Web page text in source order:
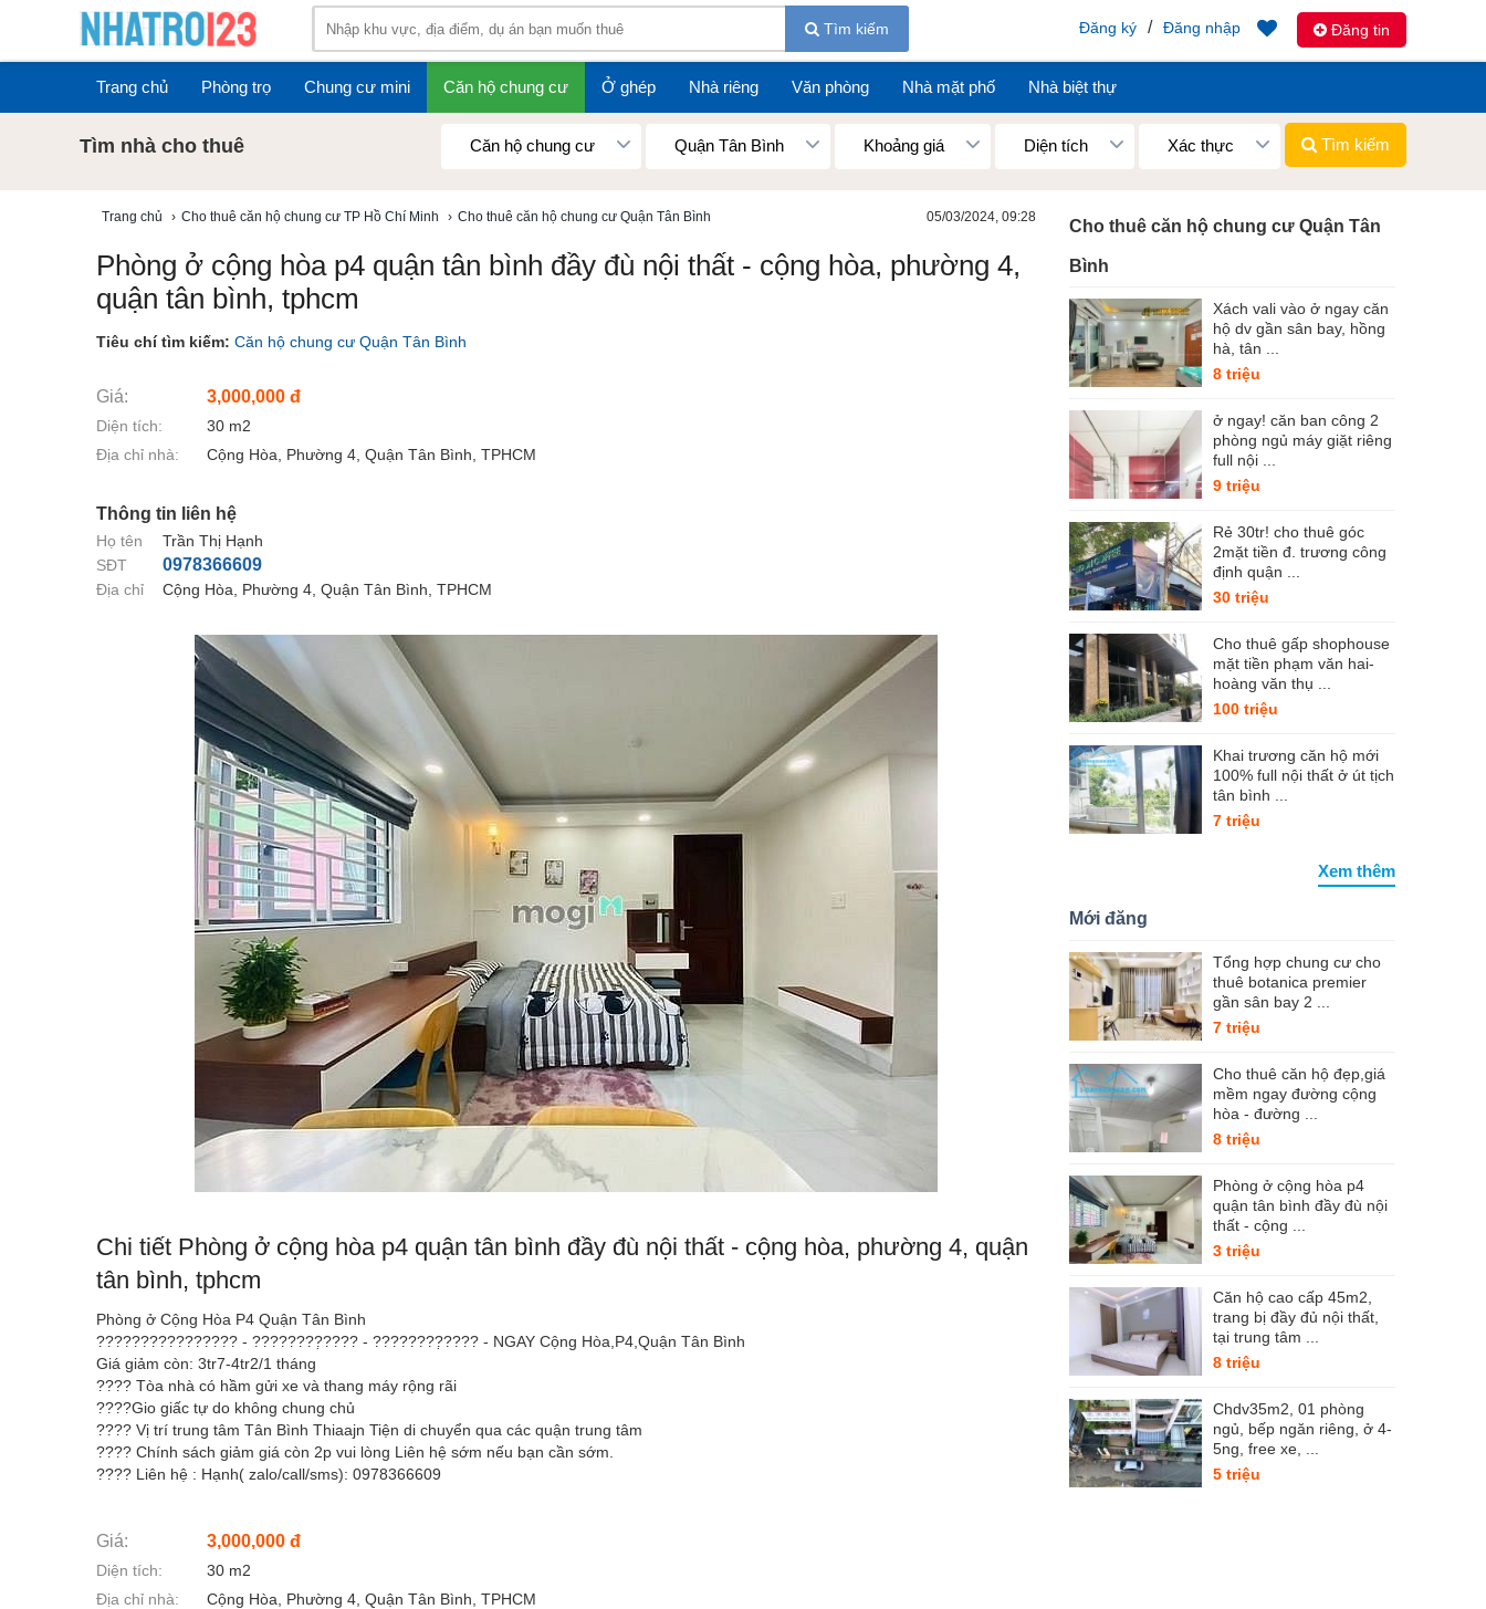
Tìm kiếm Đăng tin
Đăng nhập
/
Đăng ký
Trang chủ Phòng trọ Chung cư mini Căn hộ chung cư Ở ghép Nhà riêng Văn phòng Nhà mặt phố Nhà biệt thự
Tìm nhà cho thuê Căn hộ chung cư Quận Tân Bình Khoảng giá Diện tích Xác thực Tìm kiếm
Trang chủ › Cho thuê căn hộ chung cư TP Hồ Chí Minh › Cho thuê căn hộ chung cư Quận Tân Bình 05/03/2024, 09:28
Phòng ở cộng hòa p4 quận tân bình đầy đù nội thất - cộng hòa, phường 4,
quận tân bình, tphcm
Tiêu chí tìm kiếm: Căn hộ chung cư Quận Tân Bình
Giá: 3,000,000 đ
Diện tích:
30 m2
Địa chỉ nhà:
Cộng Hòa, Phường 4, Quận Tân Bình, TPHCM
Thông tin liên hệ
Họ tên
Trần Thị Hạnh
SĐT
0978366609
Địa chỉ Cộng Hòa, Phường 4, Quận Tân Bình, TPHCM
Chi tiết Phòng ở cộng hòa p4 quận tân bình đầy đù nội thất - cộng hòa, phường 4, quận
tân bình, tphcm
Phòng ở Cộng Hòa P4 Quận Tân Bình
???????????????? - ????????̣???? - ????????̣???? - NGAY Cộng Hòa,P4,Quận Tân Bình
Giá giảm còn: 3tr7-4tr2/1 tháng
???? Tòa nhà có hầm gửi xe và thang máy rộng rãi
????Gio giấc tự do không chung chủ
???? Vị trí trung tâm Tân Bình Thiaajn Tiện di chuyển qua các quận trung tâm
???? Chính sách giảm giá còn 2p vui lòng Liên hệ sớm nếu bạn cần sớm.
???? Liên hệ : Hạnh( zalo/call/sms): 0978366609
Giá: 3,000,000 đ
Diện tích:
30 m2
Địa chỉ nhà:
Cộng Hòa, Phường 4, Quận Tân Bình, TPHCM
Cho thuê căn hộ chung cư Quận Tân
Bình
Xách vali vào ở ngay căn
hộ dv gần sân bay, hồng
hà, tân ...
8 triệu
ở ngay! căn ban công 2
phòng ngủ máy giặt riêng
full nội ...
9 triệu
Rẻ 30tr! cho thuê góc
2mặt tiền đ. trương công
định quận ...
30 triệu
Cho thuê gấp shophouse
mặt tiền phạm văn hai-
hoàng văn thụ ...
100 triệu
Khai trương căn hộ mới
100% full nội thất ở út tịch
tân bình ...
7 triệu
Xem thêm
Mới đăng
Tổng hợp chung cư cho
thuê botanica premier
gần sân bay 2 ...
7 triệu
Cho thuê căn hộ đẹp,giá
mềm ngay đường cộng
hòa - đường ...
8 triệu
Phòng ở cộng hòa p4
quận tân bình đầy đù nội
thất - cộng ...
3 triệu
Căn hộ cao cấp 45m2,
trang bị đầy đủ nội thất,
tại trung tâm ...
8 triệu
Chdv35m2, 01 phòng
ngủ, bếp ngăn riêng, ở 4-
5ng, free xe, ...
5 triệu